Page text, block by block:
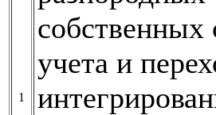
1
собственных
учета и